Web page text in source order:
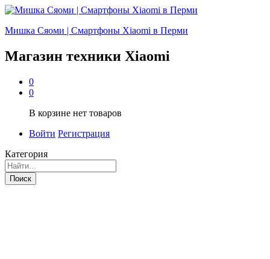
Мишка Сяоми | Смартфоны Xiaomi в Перми
Магазин техники Xiaomi
0
0
В корзине нет товаров
Войти Регистрация
Категория
Поиск